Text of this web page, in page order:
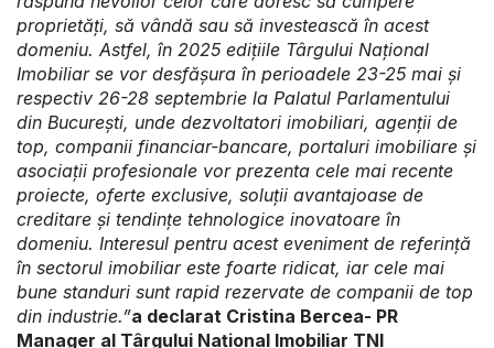
proprietăți, să vândă sau să investească în acest
domeniu. Astfel, în 2025 edițiile Târgului Național
Imobiliar se vor desfășura în perioadele 23-25 mai și
respectiv 26-28 septembrie la Palatul Parlamentului
din București, unde dezvoltatori imobiliari, agenții de
top, companii financiar-bancare, portaluri imobiliare și
asociații profesionale vorprezenta cele mai recente
proiecte, oferte exclusive, soluții avantajoase de
creditare și tendințe tehnologice inovatoare în
domeniu. Interesul pentru acest eveniment de referință
în sectorul imobiliar este foarte ridicat, iar cele mai
bune standuri suntrapid rezervate de companii de top
din industrie.”a declarat Cristina Bercea- PR
Manager al Târgului Național Imobiliar TNI